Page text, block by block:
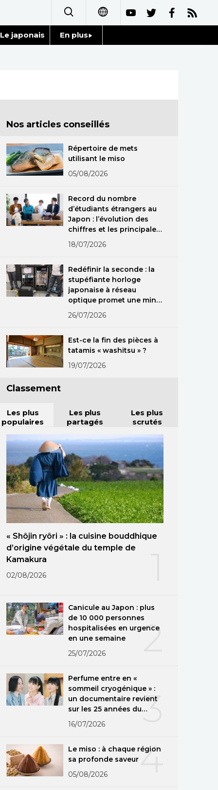
العربية
Le japonais En plus
Images
Tokyo
Nos articles conseillés
Répertoire de mets
utilisant le miso
05/08/2026
Record du nombre
d’étudiants étrangers au
Japon : l’évolution des
chiffres et les principales
nationalités
18/07/2026
Redéfinir la seconde : la
stupéfiante horloge
japonaise à réseau
optique promet une mine
d’applications dans le
monde réel
26/07/2026
Est-ce la fin des pièces à
tatamis « washitsu » ?
19/07/2026
Classement
Les plus
populaires
Les plus
partagés
Les plus
scrutés
« Shôjin ryôri » : la cuisine bouddhique
d’origine végétale du temple de
Kamakura
02/08/2026
2
Canicule au Japon : plus
de 10 000 personnes
hospitalisées en urgence
en une semaine
25/07/2026
3
Perfume entre en «
sommeil cryogénique » :
un documentaire revient
sur les 25 années du
groupe
16/07/2026
4
Le miso : à chaque région
sa profonde saveur
05/08/2026